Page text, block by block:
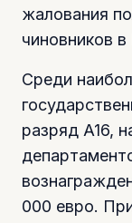
жалования
чиновников
Среди
разряд A16,
000 евро.